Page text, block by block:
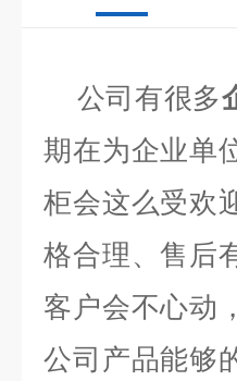
公司有很多
期在为企业单
柜会这么受欢
格合理、售后
客户会不心动
公司产品能够